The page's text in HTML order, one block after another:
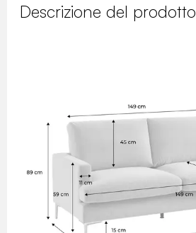
Descrizione del prodotto